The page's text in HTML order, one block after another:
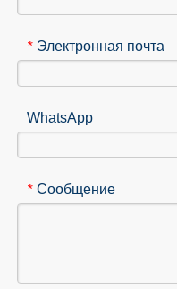
* Электронная почта
WhatsApp
* Сообщение